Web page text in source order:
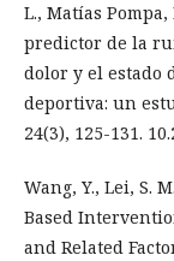
L., Matías
predictor de la
dolor y el estado
deportiva: un
24(3), 125-131.
Wang, Y., Lei, S.
Based
and Related